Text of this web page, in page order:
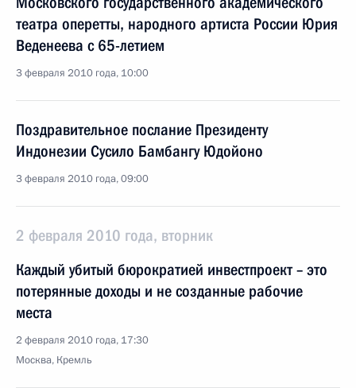
театра оперетты, народного артиста России Юрия
Веденеева с 65-летием
3 февраля 2010 года, 10:00
Поздравительное послание Президенту
Индонезии Сусило Бамбангу Юдойоно
3 февраля 2010 года, 09:00
2 февраля 2010 года, вторник
Каждый убитый бюрократией инвестпроект – это
потерянные доходы и не созданные рабочие
места
2 февраля 2010 года, 17:30
Москва, Кремль